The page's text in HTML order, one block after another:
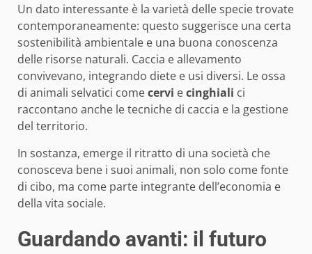
Un dato interessante è la varietà delle specie trovate
contemporaneamente: questo suggerisce una certa
sostenibilità ambientale e una buona conoscenza
delle risorse naturali. Caccia e allevamento
convivevano, integrando diete e usi diversi. Le ossa
di animali selvatici comecervi ecinghiali ci
raccontano anche le tecniche di caccia e la gestione
del territorio.
In sostanza, emerge il ritratto di una società che
conosceva bene i suoi animali, non solo come fonte
di cibo, ma come parte integrante dell’economia e
della vita sociale.
Guardando avanti: il futuro